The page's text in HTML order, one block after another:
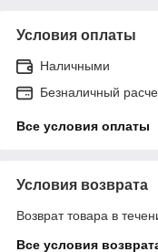
Условия оплаты
Наличными
Безналичный
Все условия оплаты
Условия возврата
Возврат товара в
Все условия